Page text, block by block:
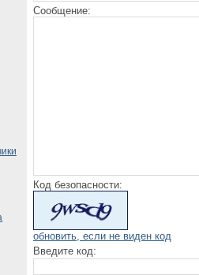
Сообщение:
Код безопасности:
обновить, если не виден код
Введите код: